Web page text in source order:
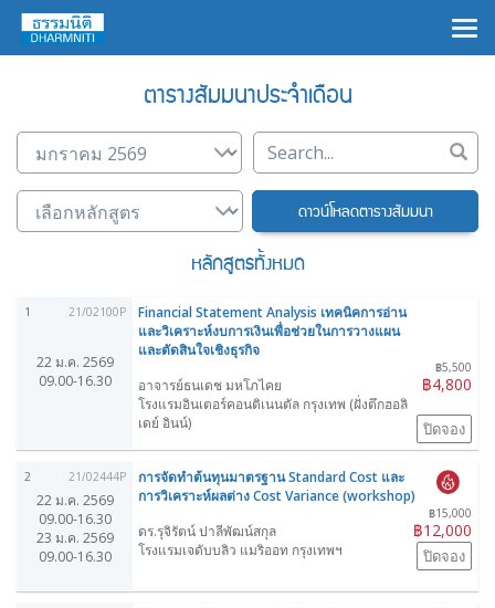
ตารางสัมมนาประจำเดือน
ดาวน์โหลดตารางสัมมนา
หลักสูตรทั้งหมด
1 21/02100P
22 ม.ค. 2569
09.00-16.30
Financial Statement Analysis เทคนิคการอ่าน
และวิเคราะห์งบการเงินเพื่อช่วยในการวางแผน
และตัดสินใจเชิงธุรกิจ
฿5,500
฿4,800
อาจารย์ธนเดช มหโภไคย
โรงแรมอินเตอร์คอนติเนนตัล กรุงเทพ (ฝั่งตึกฮอลิ
เดย์ อินน์)
ปิดจอง
2 21/02444P
22 ม.ค. 2569
09.00-16.30
23 ม.ค. 2569
09.00-16.30
การจัดทำต้นทุนมาตรฐาน Standard Cost และ
การวิเคราะห์ผลต่าง Cost Variance (workshop)
฿15,000
฿12,000
ดร.รุจิรัตน์ ปาลีพัฒน์สกุล
โรงแรมเจดับบลิว แมริออท กรุงเทพฯ
ปิดจอง
×